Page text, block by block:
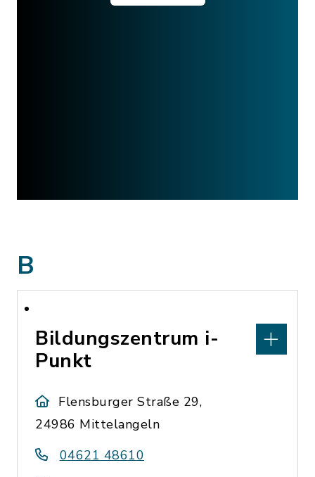
B
Bildungszentrum i-
Punkt
Flensburger Straße 29,
24986 Mittelangeln
04621 48610